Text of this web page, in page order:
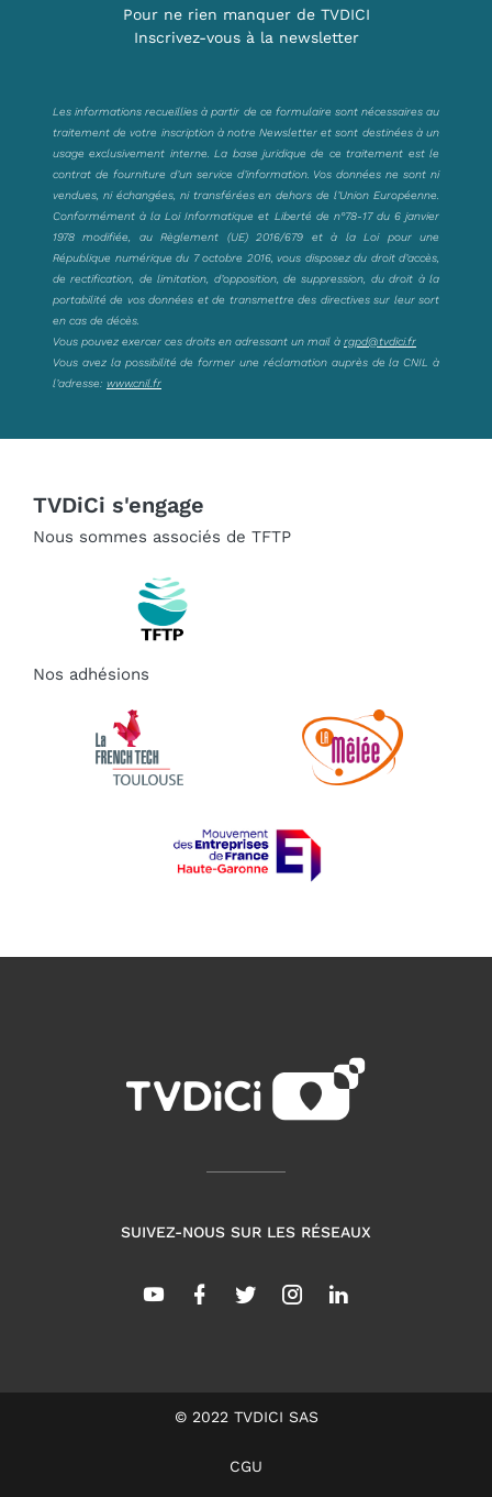
Pour ne rien manquer de TVDICI
Inscrivez-vous à la newsletter
Les informations recueillies à partir de ce formulaire sont nécessaires au
traitement de votre inscription à notre Newsletter et sont destinées à un
usage exclusivement interne. La base juridique de ce traitement est le
contrat de fourniture d’un service d’information. Vos données ne sont ni
vendues, ni échangées, ni transférées en dehors de l’Union Européenne.
Conformément à la Loi Informatique et Liberté de n°78-17 du 6 janvier
1978 modifiée, au Règlement (UE) 2016/679 et à la Loi pour une
République numérique du 7 octobre 2016, vous disposez du droit d’accès,
de rectification, de limitation, d’opposition, de suppression, du droit à la
portabilité de vos données et de transmettre des directives sur leur sort
en cas de décès.
Vous pouvez exercer ces droits en adressant un mail à rgpd@tvdici.fr
Vous avez la possibilité de former une réclamation auprès de la CNIL à
l’adresse: www.cnil.fr
TVDiCi s'engage
Nous sommes associés de TFTP
Nos adhésions
SUIVEZ-NOUS SUR LES RÉSEAUX
© 2022 TVDICI SAS
CGU